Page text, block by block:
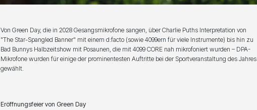
Von Green Day, die in 2028 Gesangsmikrofone sangen, über Charlie Puths Interpretation von
"The Star-Spangled Banner" mit einem d:facto (sowie 4099ern für viele Instrumente) bis hin zu
Bad Bunnys Halbzeitshow mit Posaunen, die mit 4099 CORE nah mikrofoniert wurden – DPA-
Mikrofone wurden für einige der prominentesten Auftritte bei der Sportveranstaltung des Jahres
gewählt.
Eröffnungsfeier von Green Day